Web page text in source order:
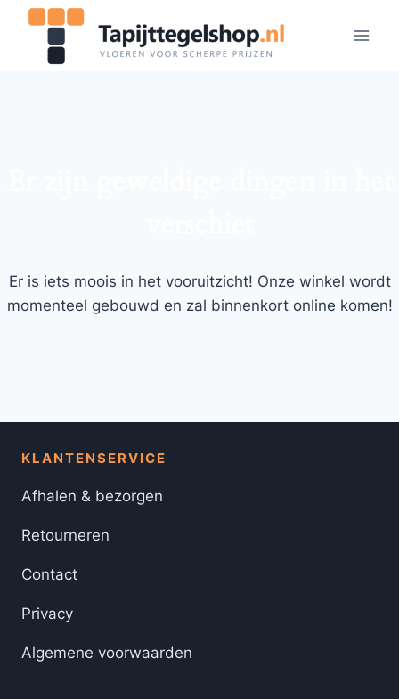
Doorgaan
inhoud
Er is iets moois in het vooruitzicht! Onze winkel wordt
momenteel gebouwd en zal binnenkort online komen!
KLANTENSERVICE
Afhalen & bezorgen
Retourneren
Contact
Privacy
Algemene voorwaarden